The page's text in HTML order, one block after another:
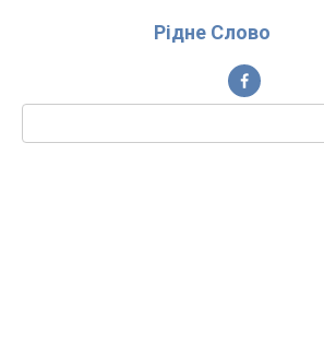
Рідне Слово
Пошук: